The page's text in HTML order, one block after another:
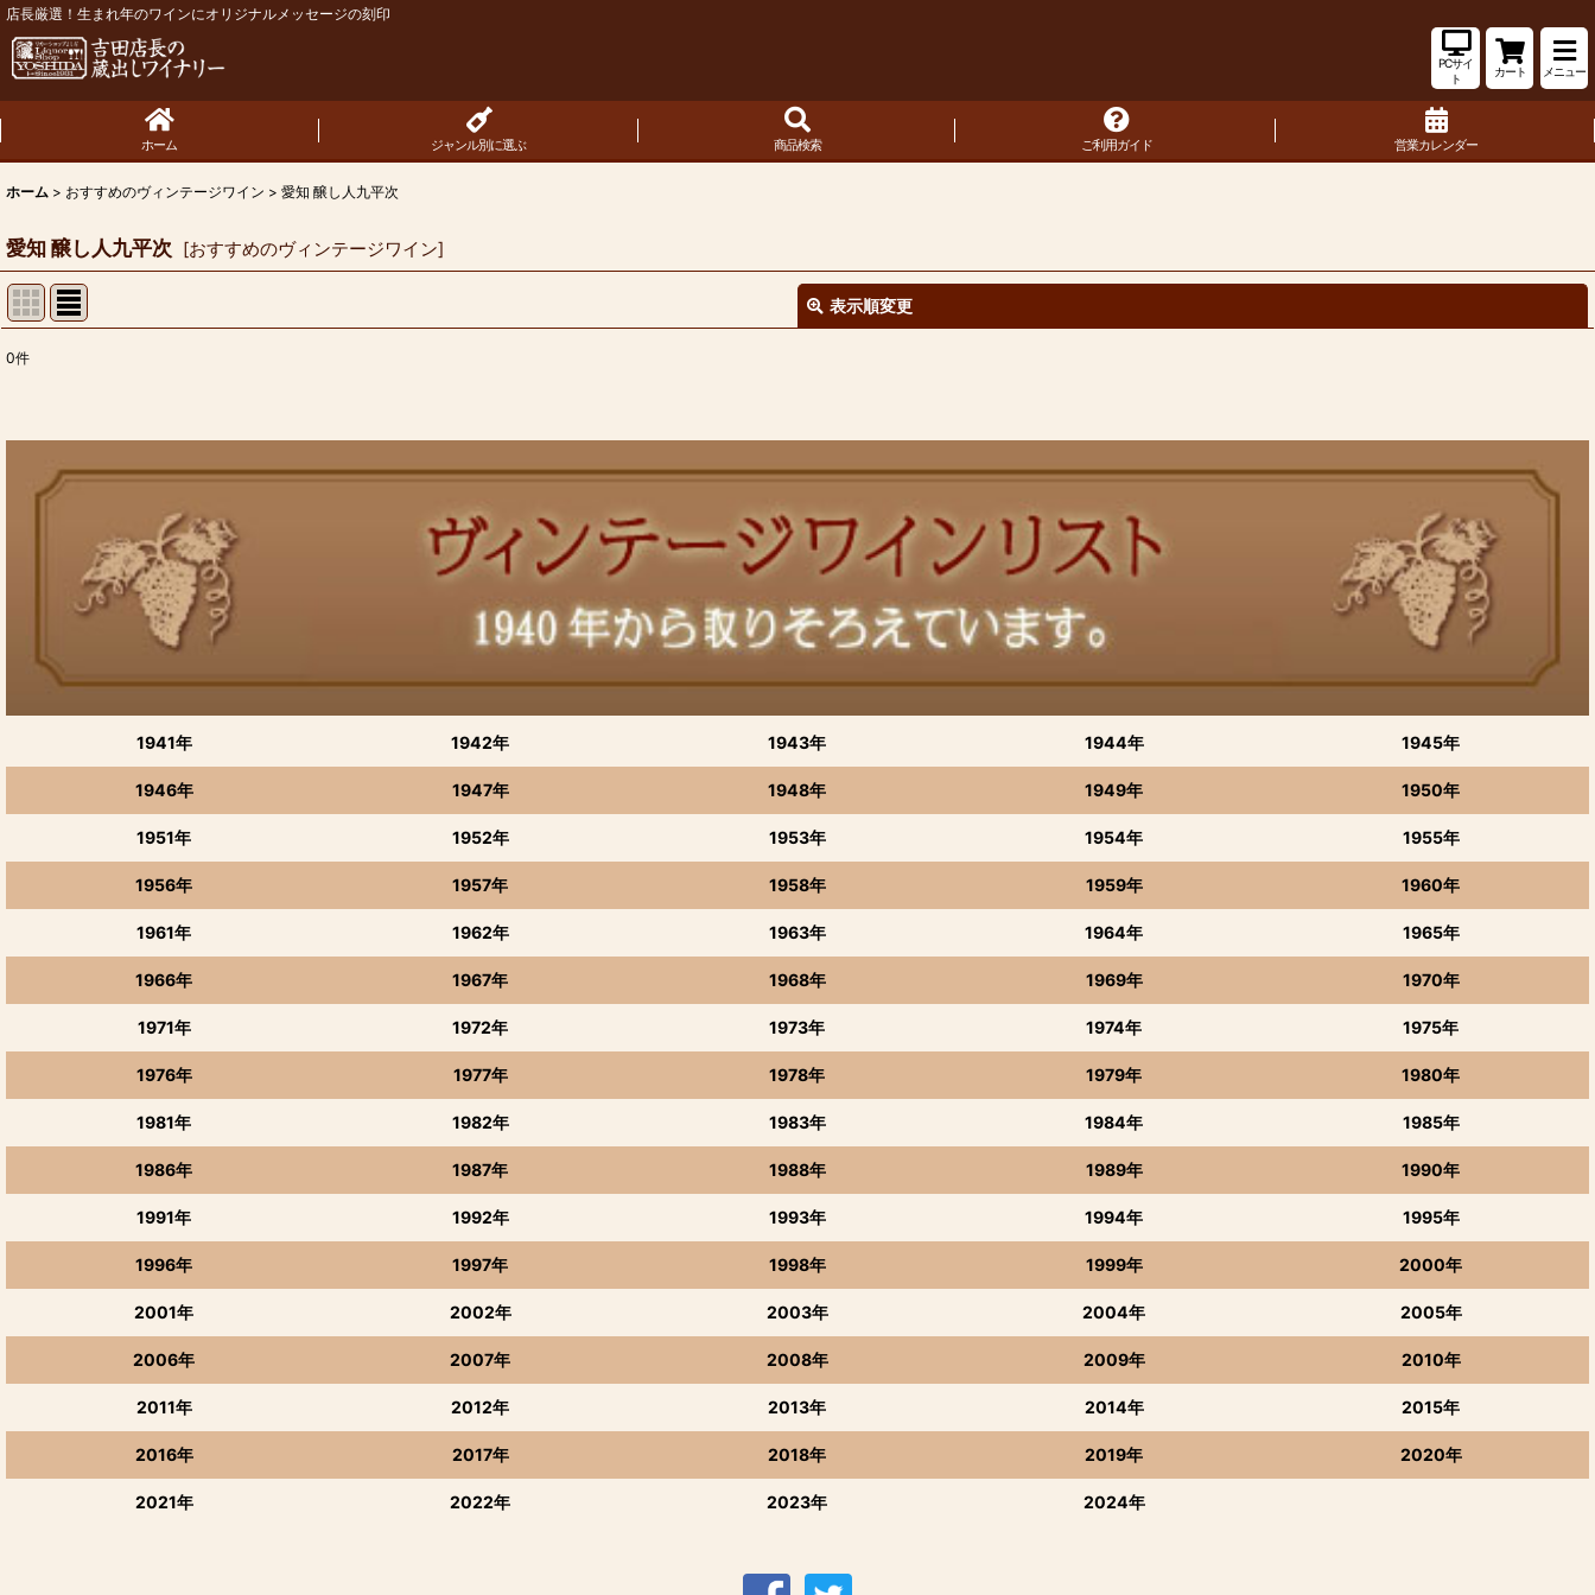
店長厳選！生まれ年のワインにオリジナルメッセージの刻印
PCサイ
ト
カート メニュー
ホーム ジャンル別に選ぶ 商品検索 ご利用ガイド 営業カレンダー
ホーム > おすすめのヴィンテージワイン > 愛知 醸し人九平次
愛知 醸し人九平次 [おすすめのヴィンテージワイン]
表示順変更
並び順:
0件
1941年 1942年 1943年 1944年 1945年
1946年 1947年 1948年 1949年 1950年
1951年 1952年 1953年 1954年 1955年
1956年 1957年 1958年 1959年 1960年
1961年 1962年 1963年 1964年 1965年
1966年 1967年 1968年 1969年 1970年
1971年 1972年 1973年 1974年 1975年
1976年 1977年 1978年 1979年 1980年
1981年 1982年 1983年 1984年 1985年
1986年 1987年 1988年 1989年 1990年
1991年 1992年 1993年 1994年 1995年
1996年 1997年 1998年 1999年 2000年
2001年 2002年 2003年 2004年 2005年
2006年 2007年 2008年 2009年 2010年
2011年 2012年 2013年 2014年 2015年
2016年 2017年 2018年 2019年 2020年
2021年 2022年 2023年 2024年